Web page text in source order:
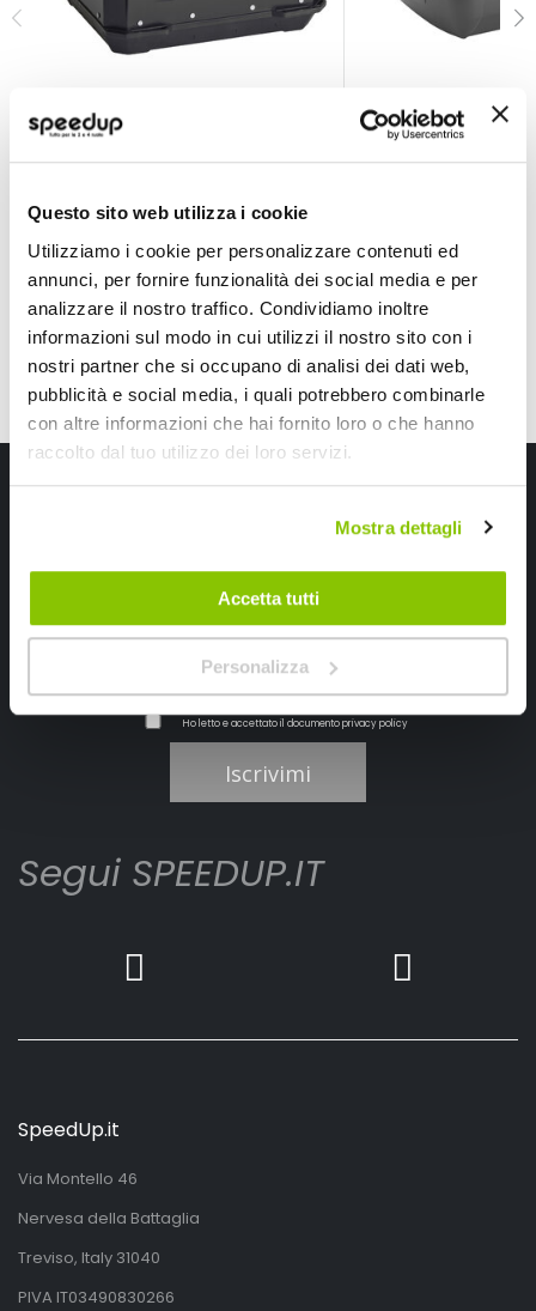
Questo sito web utilizza i cookie
Utilizziamo i cookie per personalizzare contenuti ed
annunci, per fornire funzionalità dei social media e per
analizzare il nostro traffico. Condividiamo inoltre
informazioni sul modo in cui utilizzi il nostro sito con i
nostri partner che si occupano di analisi dei dati web,
pubblicità e social media, i quali potrebbero combinarle
con altre informazioni che hai fornito loro o che hanno
raccolto dal tuo utilizzo dei loro servizi.
Mostra dettagli
Accetta tutti
Personalizza
GIVI
Alluminio Nero Fabio
Prezzo
178,20 € -10%
GIVI
Nero 335x455x550mm
Attualmente non
Iscriviti alla newsletter Speedup
Ricevi subito uno sconto del 10% per il tuo primo acquisto online!
Ho letto e accettato il documentoprivacy policy
Iscrivimi
Segui SPEEDUP.IT
SpeedUp.it
Via Montello 46
Nervesa della Battaglia
Treviso, Italy 31040
PIVA IT03490830266